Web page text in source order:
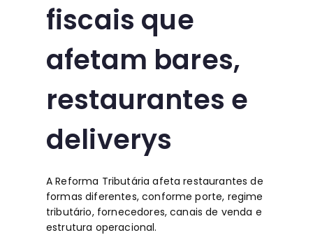
fiscais que
afetam bares,
restaurantes e
deliverys
A Reforma Tributária afeta restaurantes de
formas diferentes, conforme porte, regime
tributário, fornecedores, canais de venda e
estrutura operacional.